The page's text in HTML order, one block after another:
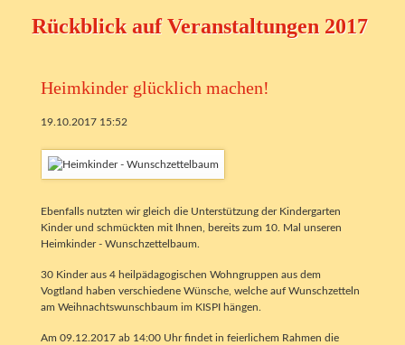
Rückblick auf Veranstaltungen 2017
Heimkinder glücklich machen!
19.10.2017 15:52
Ebenfalls nutzten wir gleich die Unterstützung der Kindergarten
Kinder und schmückten mit Ihnen, bereits zum 10. Mal unseren
Heimkinder - Wunschzettelbaum.
30 Kinder aus 4 heilpädagogischen Wohngruppen aus dem
Vogtland haben verschiedene Wünsche, welche auf Wunschzetteln
am Weihnachtswunschbaum im KISPI hängen.
Am 09.12.2017 ab 14:00 Uhr findet in feierlichem Rahmen die